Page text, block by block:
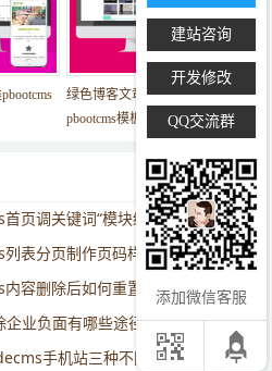
绿色博客文章美文网站
pbootcms模板...
页调关键词“模块缓存不存在”
表分页制作页码样式的思路
内容删除后如何重置id序号？
企业负面有哪些途径可走
手机站三种不同建设方法和优劣分析
建站咨询
开发修改
QQ交流群
添加微信客服